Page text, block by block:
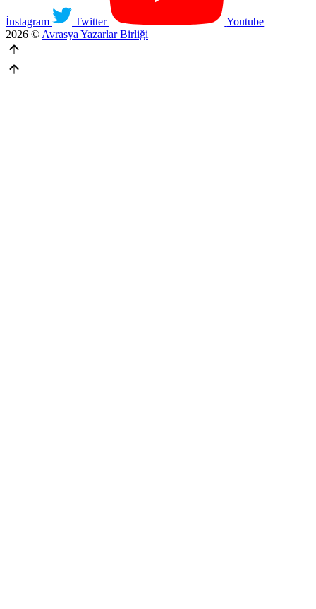
İnstagram Twitter
Youtube
2026 © Avrasya Yazarlar Birliği